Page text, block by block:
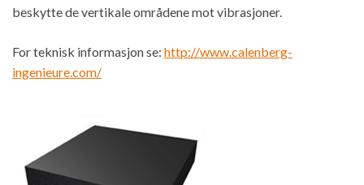
beskytte de vertikale områdene mot vibrasjoner.
For teknisk informasjon se: http://www.calenberg-
ingenieure.com/